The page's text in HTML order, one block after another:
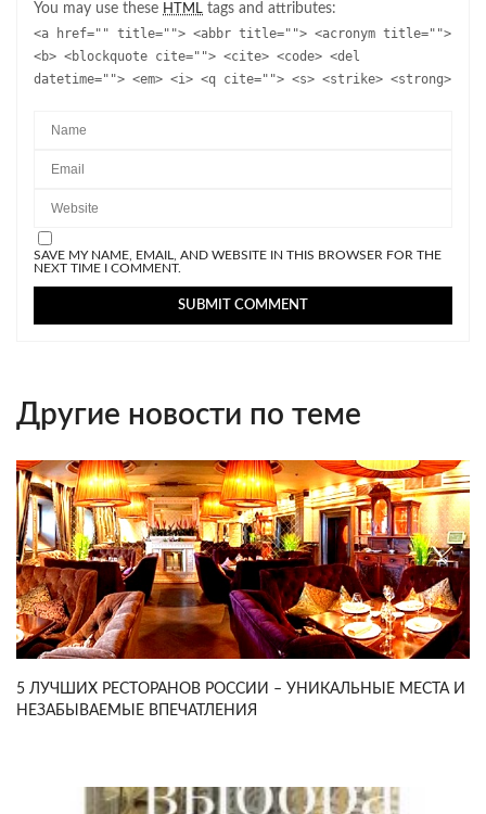
You may use these HTML tags and attributes:
<a href="" title=""> <abbr title=""> <acronym title="">
<b> <blockquote cite=""> <cite> <code> <del
datetime=""> <em> <i> <q cite=""> <s> <strike> <strong>
SAVE MY NAME, EMAIL, AND WEBSITE IN THIS BROWSER FOR THE
NEXT TIME I COMMENT.
Другие новости по теме
5 ЛУЧШИХ РЕСТОРАНОВ РОССИИ – УНИКАЛЬНЫЕ МЕСТА И
НЕЗАБЫВАЕМЫЕ ВПЕЧАТЛЕНИЯ